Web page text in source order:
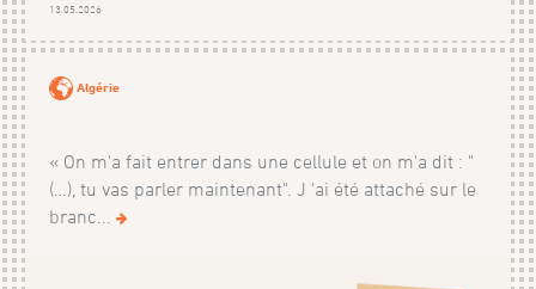
13.05.2026
Algérie
« On m'a fait entrer dans une cellule et on m'a dit : "
(…), tu vas parler maintenant". J 'ai été attaché sur le
branc...